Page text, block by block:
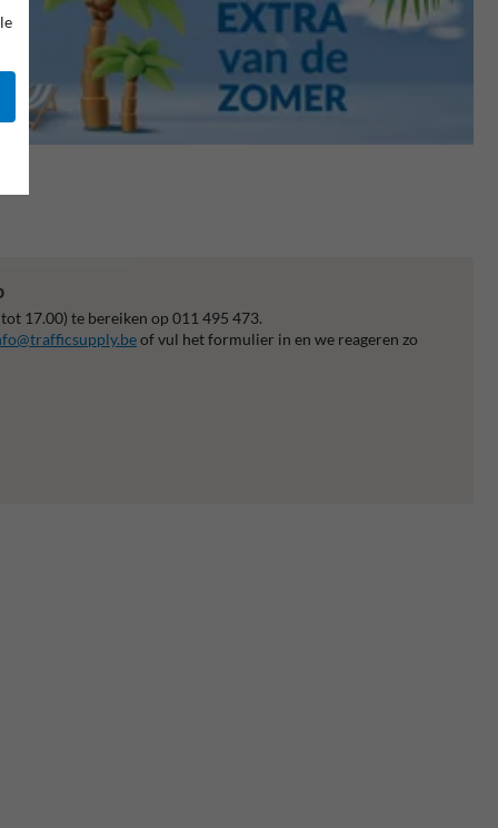
17.00) te bereiken op 011 495 473.
of vul het formulier in en we reageren zo